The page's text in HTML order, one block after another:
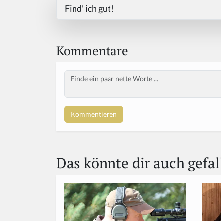
Find' ich gut!
Kommentare
Body
Das könnte dir auch